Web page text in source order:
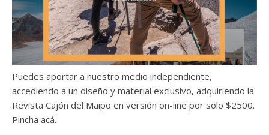
Puedes aportar a nuestro medio independiente,
accediendo a un diseño y material exclusivo, adquiriendo la
Revista Cajón del Maipo en versión on-line por solo $2500.
Pincha acá.